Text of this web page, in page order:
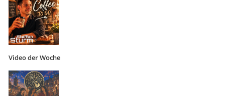
Video der Woche